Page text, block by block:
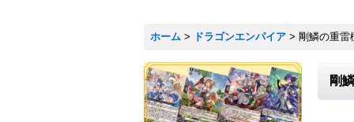
ホーム > ドラゴンエンパイア > 剛鱗の重雷
剛